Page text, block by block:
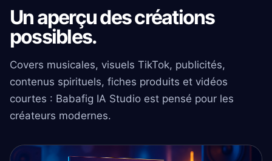
Un aperçu des créations
possibles.
Covers musicales, visuels TikTok, publicités,
contenus spirituels, fiches produits et vidéos
courtes : Babafig IA Studio est pensé pour les
créateurs modernes.